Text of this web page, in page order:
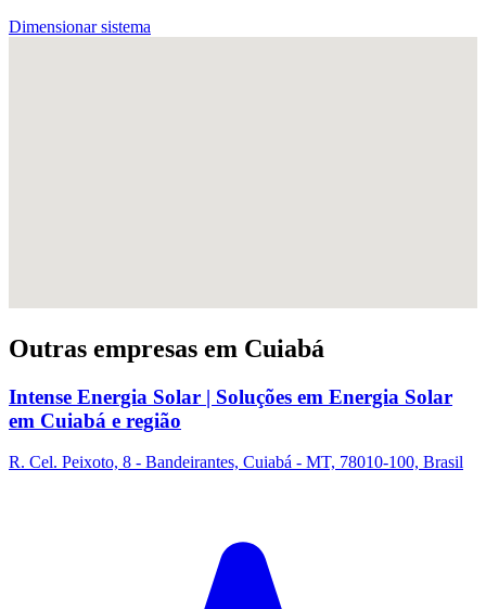
Dimensionar sistema
Outras empresas em Cuiabá
Intense Energia Solar | Soluções em Energia Solar
em Cuiabá e região
R. Cel. Peixoto, 8 - Bandeirantes, Cuiabá - MT, 78010-100, Brasil